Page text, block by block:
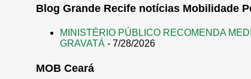
Blog Grande Recife notícias Mobilidade
MINISTÉRIO PÚBLICO RECOMENDA
GRAVATÁ - 7/28/2026
MOB Ceará